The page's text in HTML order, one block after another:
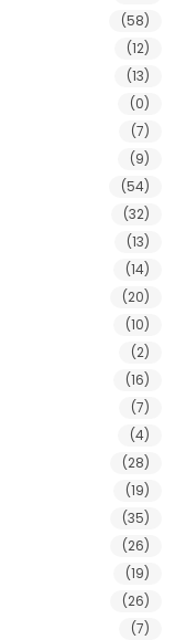
(58)
(12)
(13)
(0)
(7)
(9)
(54)
(32)
(13)
(14)
(20)
(10)
(2)
(16)
(7)
(4)
(28)
(19)
(35)
(26)
(19)
(26)
(7)